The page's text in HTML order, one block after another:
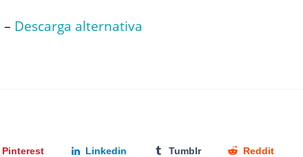
– Descarga alternativa
Pinterest Linkedin Tumblr Reddit